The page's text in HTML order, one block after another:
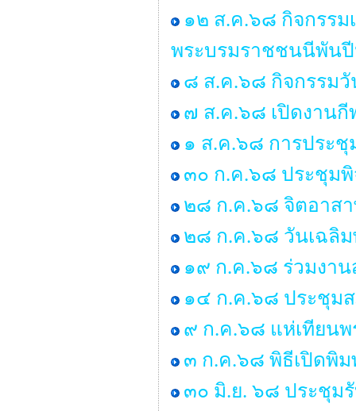
๑๒ ส.ค.๖๘ กิจกรรม
พระบรมราชชนนีพันปี
๘ ส.ค.๖๘ กิจกรรม
๗ ส.ค.๖๘ เปิดงานกี
๑ ส.ค.๖๘ การประ
๓๐ ก.ค.๖๘ ประชุม
๒๘ ก.ค.๖๘ จิตอาส
๒๘ ก.ค.๖๘ วันเฉลิม
๑๙ ก.ค.๖๘ ร่วมงา
๑๔ ก.ค.๖๘ ประชุม
๙ ก.ค.๖๘ แห่เทียน
๓ ก.ค.๖๘ พิธีเปิดพิ
๓๐ มิ.ย. ๖๘ ประชุม